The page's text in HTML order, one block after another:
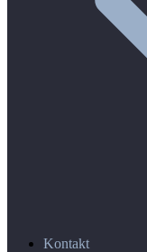
Kontakt